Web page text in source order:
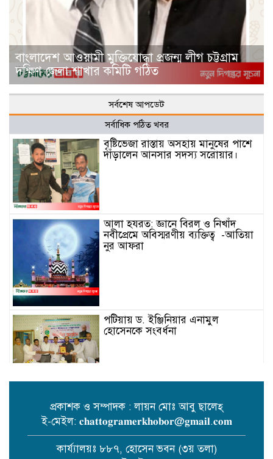
বাংলাদেশ আওয়ামী মুক্তিযোদ্ধা প্রজন্ম লীগ চট্টগ্রাম
দক্ষিণ জেলা শাখার কমিটি গঠিত
সর্বশেষ আপডেট
সর্বাধিক পঠিত খবর
বৃষ্টিভেজা রাস্তায় অসহায় মানুষের পাশে
দাঁড়ালেন আনসার সদস্য সরোয়ার।
আলা হযরত: জ্ঞানে বিরল ও নিখাঁদ
নবীপ্রেমে অবিস্মরণীয় ব্যক্তিত্ব -আতিয়া
নুর আফরা
পটিয়ায় ড. ইঞ্জিনিয়ার এনামুল
হোসেনকে সংবর্ধনা
বাইশে শ্রাবণ: মানুষের হৃদয়ে
কান্তি বড়ুয়া
প্রকাশক ও সম্পাদক : লায়ন মোঃ আবু ছালেহ্
ই-মেইল: 𝐜𝐡𝐚𝐭𝐭𝐨𝐠𝐫𝐚𝐦𝐞𝐫𝐤𝐡𝐨𝐛𝐨𝐫@𝐠𝐦𝐚𝐢𝐥.𝐜𝐨𝐦
কার্য্যালয়ঃ ৮৮৭, হোসেন ভবন (৩য় তলা)